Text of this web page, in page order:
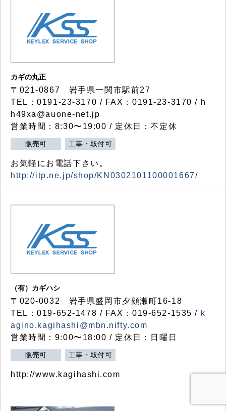
カギの丸正
〒021-0867 岩手県一関市駅前27
TEL：0191-23-3170 / FAX：0191-23-3170 / h
h49xa@auone-net.jp
営業時間：8:30〜19:00 / 定休日：不定休
販売可 工事・取付可
お気軽にお電話下さい。
http://itp.ne.jp/shop/KN0302101100001667/
（有）カギハシ
〒020-0032 岩手県盛岡市夕顔瀬町16-18
TEL：019-652-1478 / FAX：019-652-1535 / k
agino.kagihashi@mbn.nifty.com
営業時間：9:00〜18:00 / 定休日：日曜日
販売可 工事・取付可
http://www.kagihashi.com